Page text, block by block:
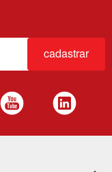
cadastrar